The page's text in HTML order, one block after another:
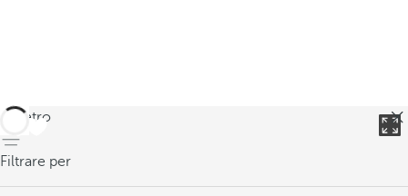
indietro
Filtrare per